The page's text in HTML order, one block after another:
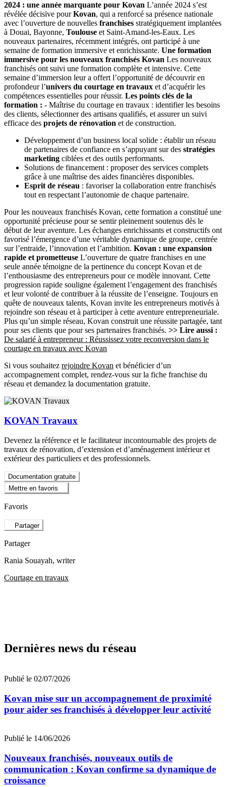
2024 : une année marquante pour Kovan L’année 2024 s’est
révélée décisive pourKovan, qui a renforcé sa présence nationale
avec l’ouverture de nouvelles franchises stratégiquement implantées
à Douai, Bayonne, Toulouse et Saint-Amand-les-Eaux. Les
nouveaux partenaires, récemment intégrés, ont participé à une
semaine de formation immersive et enrichissante. Une formation
immersive pour les nouveaux franchisés Kovan Les nouveaux
franchisés ont suivi une formation complète et intensive. Cette
semaine d’immersion leur a offert l’opportunité de découvrir en
profondeur l’univers du courtage en travaux et d’acquérir les
compétences essentielles pour réussir. Les points clés de la
formation : - Maîtrise du courtage en travaux : identifier les besoins
des clients, sélectionner des artisans qualifiés, et assurer un suivi
efficace des projets de rénovation et de construction.
Développement d’un business local solide : établir un réseau
de partenaires de confiance en s’appuyant sur des stratégies
marketing ciblées et des outils performants.
Solutions de financement : proposer des services complets
grâce à une maîtrise des aides financières disponibles.
Esprit de réseau : favoriser la collaboration entre franchisés
tout en respectant l’autonomie de chaque partenaire.
Pour les nouveaux franchisés Kovan, cette formation a constitué une
opportunité précieuse pour se sentir pleinement soutenus dès le
début de leur aventure. Les échanges enrichissants et constructifs ont
favorisé l’émergence d’une véritable dynamique de groupe, centrée
sur l’entraide, l’innovation et l’ambition. Kovan : une expansion
rapide et prometteuse L’ouverture de quatre franchises en une
seule année témoigne de la pertinence du concept Kovan et de
l’enthousiasme des entrepreneurs pour ce modèle innovant. Cette
progression rapide souligne également l’engagement des franchisés
et leur volonté de contribuer à la réussite de l’enseigne. Toujours en
quête de nouveaux talents, Kovan invite les entrepreneurs motivés à
rejoindre son réseau et à participer à cette aventure entrepreneuriale.
Plus qu’un simple réseau, Kovan construit une réussite partagée, tant
pour ses clients que pour ses partenaires franchisés. >> Lire aussi :
De salarié à entrepreneur : Réussissez votre reconversion dans le
courtage en travaux avec Kovan
Si vous souhaitez rejoindre Kovan et bénéficier d’un
accompagnement complet, rendez-vous sur la fiche franchise du
réseau et demandez la documentation gratuite.
KOVAN Travaux
Devenez la référence et le facilitateur incontournable des projets de
travaux de rénovation, d’extension et d’aménagement intérieur et
extérieur des particuliers et des professionnels.
Documentation gratuite
Mettre en favoris
Favoris
Partager
Partager
Rania Souayah, writer
Courtage en travaux
Dernières news du réseau
Publié le 02/07/2026
Kovan mise sur un accompagnement de proximité
pour aider ses franchisés à développer leur activité
Publié le 14/06/2026
Nouveaux franchisés, nouveaux outils de
communication : Kovan confirme sa dynamique de
croissance